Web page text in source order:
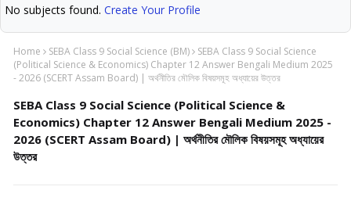
No subjects found. Create Your Profile
Home SEBA Class 9 Social Science (BM)
SEBA Class 9 Social Science
(Political Science & Economics) Chapter 12 Answer Bengali Medium 2025
- 2026 (SCERT Assam Board) | অর্থনীতির মৌলিক বিষয়সমূহ অধ্যায়ের উত্তর
SEBA Class 9 Social Science (Political Science &
Economics) Chapter 12 Answer Bengali Medium 2025 -
2026 (SCERT Assam Board) | অর্থনীতির মৌলিক বিষয়সমূহ অধ্যায়ের
উত্তর